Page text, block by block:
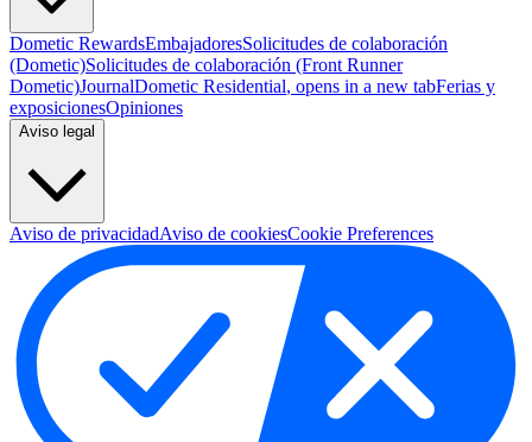
Dometic RewardsEmbajadoresSolicitudes de colaboración
(Dometic)Solicitudes de colaboración (Front Runner
Dometic)JournalDometic Residential, opens in a new tabFerias y
exposicionesOpiniones
Aviso legal
Aviso de privacidadAviso de cookiesCookie Preferences